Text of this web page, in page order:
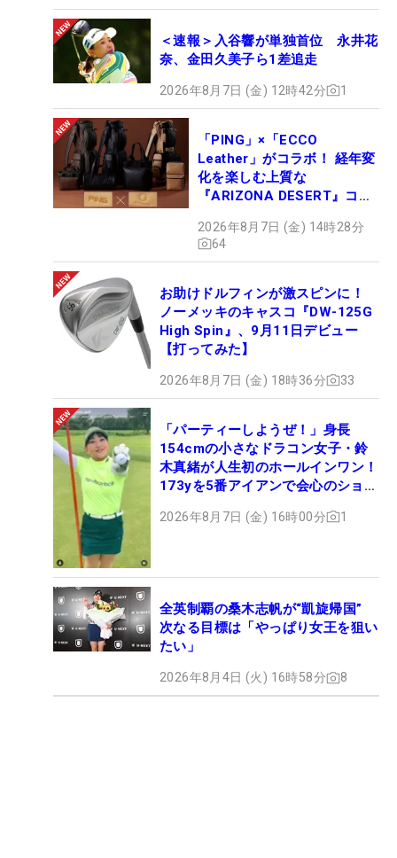
＜速報＞入谷響が単独首位 永井花
奈、金田久美子ら1差追走
2026年8月7日 (金) 12時42分 1
「PING」×「ECCO
Leather」がコラボ！ 経年変
化を楽しむ上質な
『ARIZONA DESERT』コレ
ュー
2026年8月7日 (金) 14時28分
64
お助けドルフィンが激スピンに！
ノーメッキのキャスコ『DW-125G
High Spin』、9月11日デビュー
【打ってみた】
2026年8月7日 (金) 18時36分 33
「パーティーしようぜ！」身長
154cmの小さなドラコン女子・鈴
木真緒が人生初のホールインワン！
173yを5番アイアンで会心のショッ
2026年8月7日 (金) 16時00分 1
全英制覇の桑木志帆が“凱旋帰国”
次なる目標は「やっぱり女王を狙い
たい」
2026年8月4日 (火) 16時58分 8